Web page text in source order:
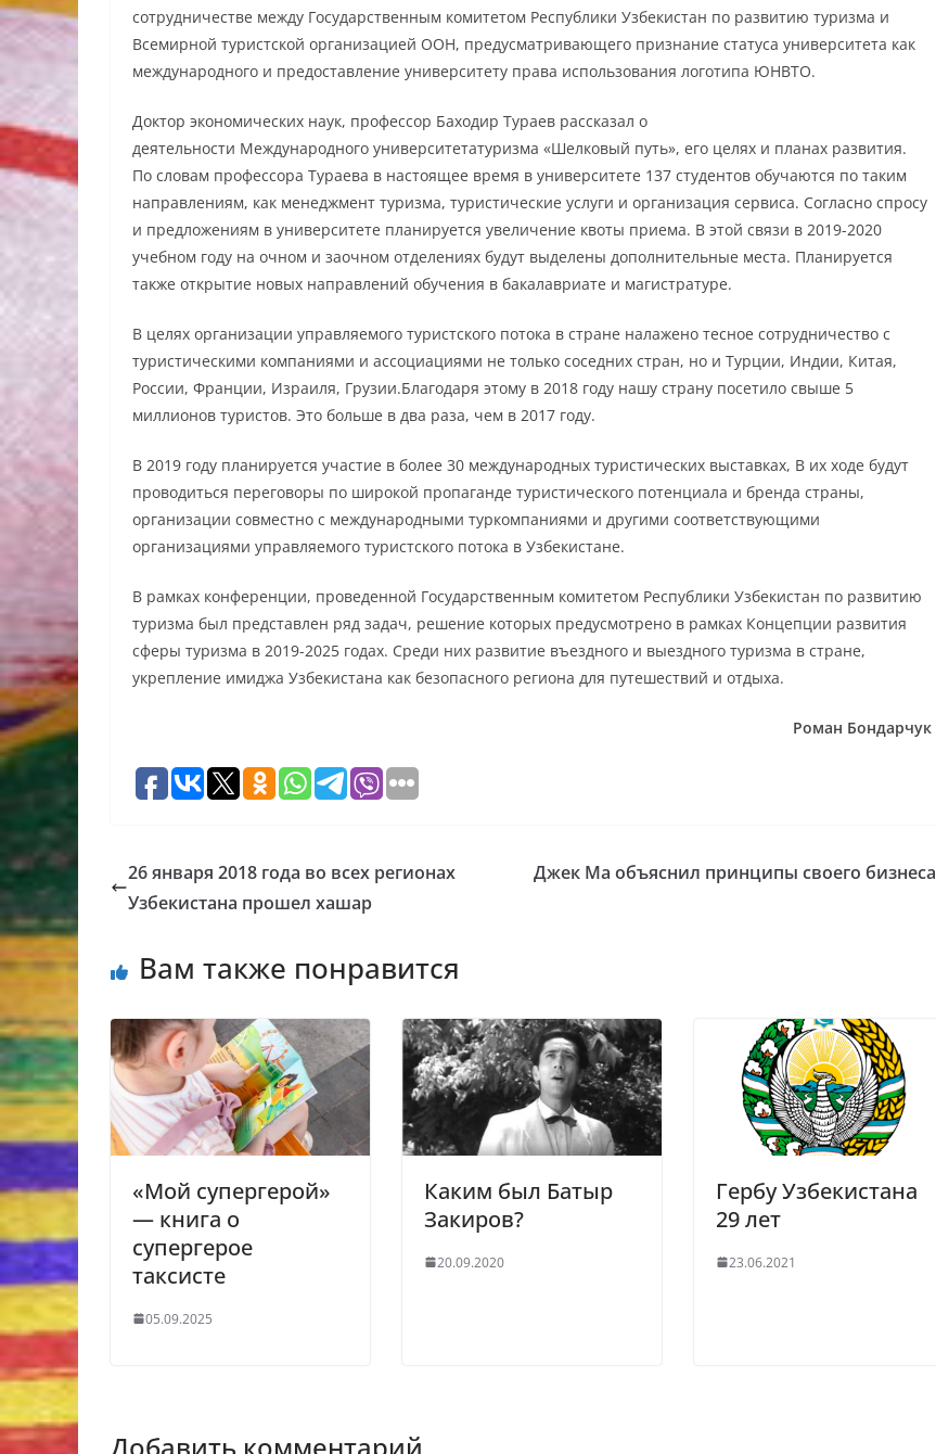
сотрудничестве между Государственным комитетом Республики Узбекистан по развитию туризма и
Всемирной туристской организацией ООН, предусматривающего признание статуса университета как
международного и предоставление университету права использования логотипа ЮНВТО.
Доктор экономических наук, профессор Баходир Тураев рассказал о
деятельности Международного университетатуризма «Шелковый путь», его целях и планах развития.
По словам профессора Тураева в настоящее время в университете 137 студентов обучаются по таким
направлениям, как менеджмент туризма, туристические услуги и организация сервиса. Согласно спросу
и предложениям в университете планируется увеличение квоты приема. В этой связи в 2019-2020
учебном году на очном и заочном отделениях будут выделены дополнительные места. Планируется
также открытие новых направлений обучения в бакалавриате и магистратуре.
В целях организации управляемого туристского потока в стране налажено тесное сотрудничество с
туристическими компаниями и ассоциациями не только соседних стран, но и Турции, Индии, Китая,
России, Франции, Израиля, Грузии.Благодаря этому в 2018 году нашу страну посетило свыше 5
миллионов туристов. Это больше в два раза, чем в 2017 году.
В 2019 году планируется участие в более 30 международных туристических выставках, В их ходе будут
проводиться переговоры по широкой пропаганде туристического потенциала и бренда страны,
организации совместно с международными туркомпаниями и другими соответствующими
организациями управляемого туристского потока в Узбекистане.
В рамках конференции, проведенной Государственным комитетом Республики Узбекистан по развитию
туризма был представлен ряд задач, решение которых предусмотрено в рамках Концепции развития
сферы туризма в 2019-2025 годах. Среди них развитие въездного и выездного туризма в стране,
укрепление имиджа Узбекистана как безопасного региона для путешествий и отдыха.
Роман Бондарчук
26 января 2018 года во всех регионах
Узбекистана прошел хашар
Джек Ма объяснил принципы своего бизнеса
Вам также понравится
«Мой супергерой»
— книга о
супергерое
таксисте
05.09.2025
Каким был Батыр
Закиров?
20.09.2020
Гербу Узбекистана
29 лет
23.06.2021
Добавить комментарий